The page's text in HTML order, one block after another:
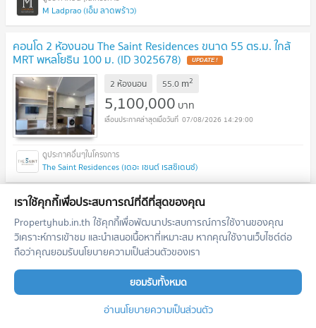
M Ladprao (เอ็ม ลาดพร้าว)
คอนโด 2 ห้องนอน The Saint Residences ขนาด 55 ตร.ม. ใกล้
MRT พหลโยธิน 100 ม. (ID 3025678)
2 ห้องนอน 55.0 m2
5,100,000 บาท
07/08/2026 14:29:00
The Saint Residences (เดอะ เซนต์ เรสซิเดนซ์)
ขายคอนโด 2 ห้องนอน 40 ตร.ม. มาเซอรีน รัชโยธิน ใกล้ BTS รัช
โยธิน 90 ม. (ID 3075251)
2 ห้องนอน 40.0 m2
5,150,000
07/08/2026 14:29:00
เราใช้คุกกี้เพื่อประสบการณ์ที่ดีที่สุดของคุณ
Propertyhub.in.th ใช้คุกกี้เพื่อพัฒนาประสบการณ์การใช้งานของคุณ
วิเคราะห์การเข้าชม และนำเสนอเนื้อหาที่เหมาะสม หากคุณใช้งานเว็บไซต์ต่อ
ถือว่าคุณยอมรับนโยบายความเป็นส่วนตัวของเรา
ยอมรับทั้งหมด
อ่านนโยบายความเป็นส่วนตัว